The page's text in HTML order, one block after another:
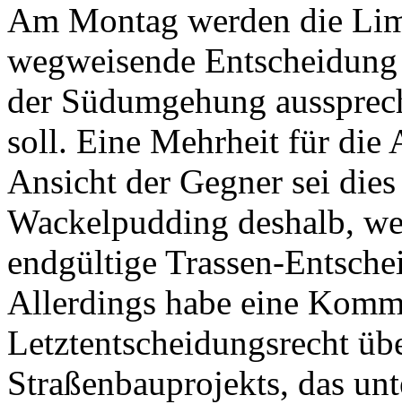
Am Montag werden die
wegweisende
der Südumgehung
soll. Eine Mehrheit für die
Ansicht der Gegner sei
Wackelpudding deshalb,
endgültige Trassen-
Allerdings habe eine
Letztentscheidungsrecht
Straßenbauprojekts, das